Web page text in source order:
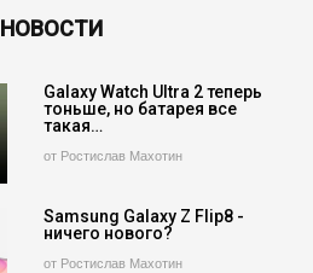
Galaxy Watch Ultra 2 теперь
тоньше, но батарея все
такая…
от Ростислав Махотин
Samsung Galaxy Z Flip8 -
ничего нового?
от Ростислав Махотин